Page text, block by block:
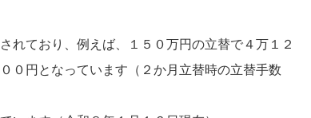
れており、例えば、１５０万円の立替で４万１２
０円となっています（２か月立替時の立替手数